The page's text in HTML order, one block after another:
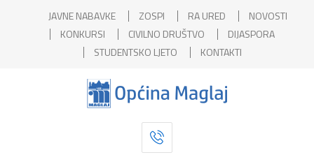
JAVNE NABAVKE ZOSPI RA URED
NOVOSTI
KONKURSI
CIVILNO DRUŠTVO
DIJASPORA
STUDENTSKO LJETO
KONTAKTI